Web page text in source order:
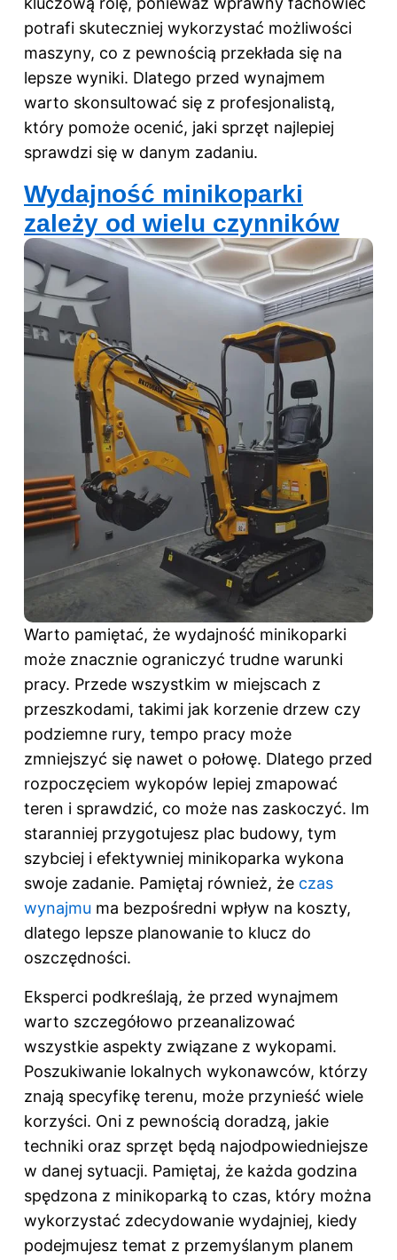
potrafi skuteczniej wykorzystać możliwości
maszyny, co z pewnością przekłada się na
lepsze wyniki. Dlatego przed wynajmem
warto skonsultować się z profesjonalistą,
który pomoże ocenić, jaki sprzęt najlepiej
sprawdzi się w danym zadaniu.
Wydajność minikoparki
zależy od wielu czynników
Warto pamiętać, że wydajność minikoparki
może znacznie ograniczyć trudne warunki
pracy. Przede wszystkim w miejscach z
przeszkodami, takimi jak korzenie drzew czy
podziemne rury, tempo pracy może
zmniejszyć się nawet o połowę. Dlatego przed
rozpoczęciem wykopów lepiej zmapować
teren i sprawdzić, co może nas zaskoczyć. Im
staranniej przygotujesz plac budowy, tym
szybciej i efektywniej minikoparka wykona
swoje zadanie. Pamiętaj również, że czas
wynajmu ma bezpośredni wpływ na koszty,
dlatego lepsze planowanie to klucz do
oszczędności.
Eksperci podkreślają, że przed wynajmem
warto szczegółowo przeanalizować
wszystkie aspekty związane z wykopami.
Poszukiwanie lokalnych wykonawców, którzy
znają specyfikę terenu, może przynieść wiele
korzyści. Oni z pewnością doradzą, jakie
techniki oraz sprzęt będą najodpowiedniejsze
w danej sytuacji. Pamiętaj, że każda godzina
spędzona z minikoparką to czas, który można
wykorzystać zdecydowanie wydajniej, kiedy
podejmujesz temat z przemyślanym planem